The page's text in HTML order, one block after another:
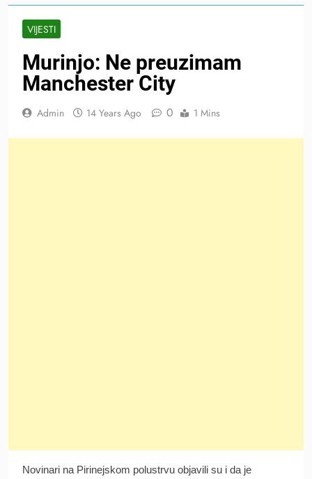
VIJESTI
Murinjo: Ne preuzimam
Manchester City
Admin 14 Years Ago 0 1 Mins
Novinari na Pirinejskom polustrvu objavili su i da je